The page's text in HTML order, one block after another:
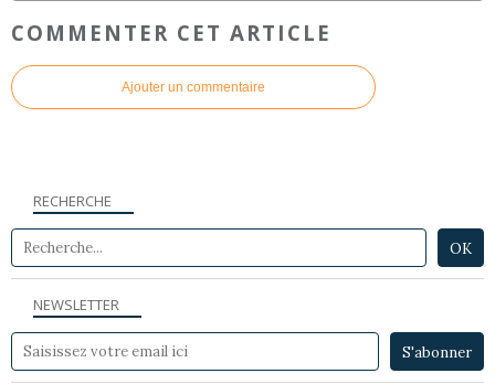
COMMENTER CET ARTICLE
Ajouter un commentaire
NEWSLETTER
RECHERCHE